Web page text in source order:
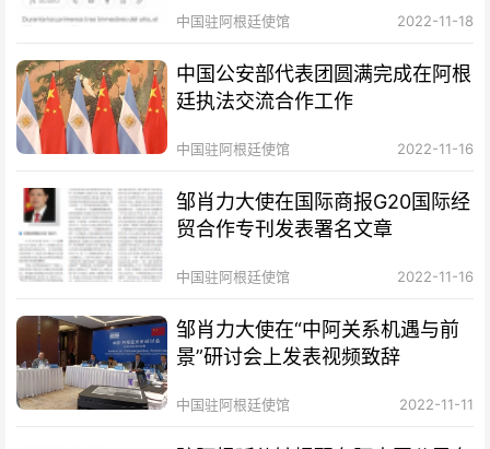
中国驻阿根廷使馆 2022-11-18
中国公安部代表团圆满完成在阿根
廷执法交流合作工作
中国驻阿根廷使馆 2022-11-16
邹肖力大使在国际商报G20国际经
贸合作专刊发表署名文章
中国驻阿根廷使馆 2022-11-16
邹肖力大使在“中阿关系机遇与前
景”研讨会上发表视频致辞
中国驻阿根廷使馆 2022-11-11